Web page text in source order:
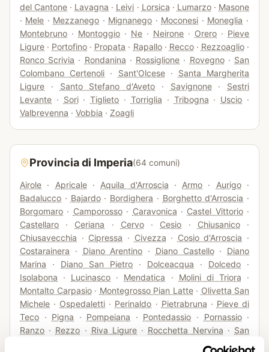
del Cantone · Lavagna · Leivi · Lorsica · Lumarzo· Masone
· Mele · Mezzanego · Mignanego · Moconesi · Moneglia ·
Montebruno · Montoggio · Ne · Neirone · Orero · Pieve
Ligure · Portofino · Propata · Rapallo· Recco· Rezzoaglio·
Ronco Scrivia · Rondanina · Rossiglione · Rovegno· San
Colombano Certenoli · Sant'Olcese· Santa Margherita
Ligure · Santo Stefano d'Aveto · Savignone· Sestri
Levante · Sori·Tiglieto · Torriglia · Tribogna · Uscio ·
Valbrevenna · Vobbia · Zoagli
Provincia di Imperia(64 comuni)
Airole · Apricale· Aquila d'Arroscia · Armo · Aurigo·
Badalucco · Bajardo· Bordighera · Borghetto d'Arroscia ·
Borgomaro · Camporosso· Caravonica · Castel Vittorio·
Castellaro · Ceriana · Cervo· Cesio · Chiusanico·
Chiusavecchia · Cipressa · Civezza · Cosio d'Arroscia ·
Costarainera · Diano Arentino · Diano Castello· Diano
Marina · Diano San Pietro · Dolceacqua · Dolcedo ·
Isolabona · Lucinasco · Mendatica · Molini di Triora ·
Montalto Carpasio· Montegrosso Pian Latte· Olivetta San
Michele · Ospedaletti · Perinaldo · Pietrabruna · Pieve di
Teco · Pigna · Pompeiana · Pontedassio · Pornassio·
Ranzo · Rezzo · Riva Ligure · Rocchetta Nervina · San
San Lorenzo